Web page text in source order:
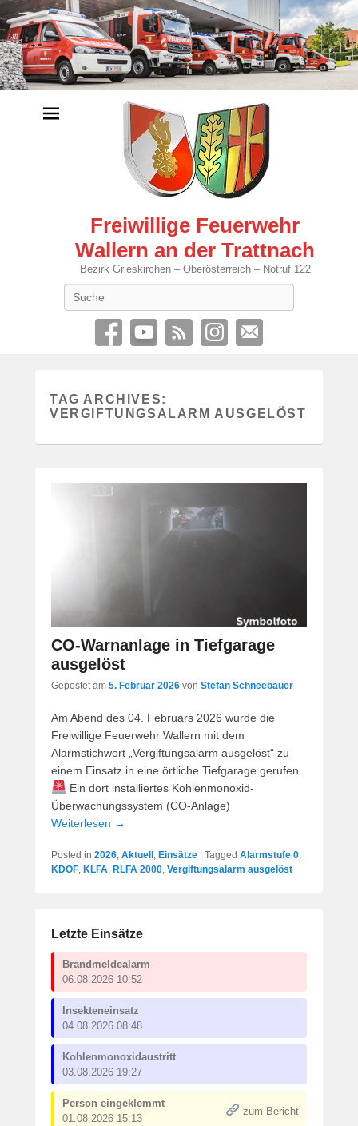
Freiwillige Feuerwehr
Wallern an der Trattnach
Bezirk Grieskirchen – Oberösterreich – Notruf 122
TAG ARCHIVES:
VERGIFTUNGSALARM AUSGELÖST
CO-Warnanlage in Tiefgarage
ausgelöst
Gepostet am 5. Februar 2026 von Stefan Schneebauer
Am Abend des 04. Februars 2026 wurde die
Freiwillige Feuerwehr Wallern mit dem
Alarmstichwort „Vergiftungsalarm ausgelöst“ zu
einem Einsatz in eine örtliche Tiefgarage gerufen.
Ein dort installiertes Kohlenmonoxid-
Überwachungssystem (CO-Anlage)
Weiterlesen →
Posted in 2026, Aktuell , Einsätze Tagged Alarmstufe 0,
KDOF, KLFA, RLFA 2000, Vergiftungsalarm ausgelöst
Letzte Einsätze
Brandmeldealarm
06.08.2026 10:52
Insekteneinsatz
04.08.2026 08:48
Kohlenmonoxidaustritt
03.08.2026 19:27
Person eingeklemmt
01.08.2026 15:13
zum Bericht